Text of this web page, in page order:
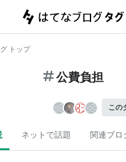
トップ
公費負担
この
ネットで話題 関連ブロ